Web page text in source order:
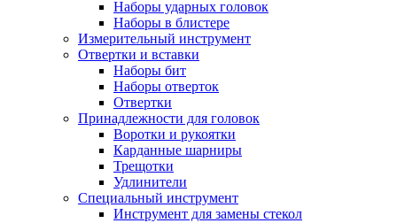
Наборы ударных головок
Наборы в блистере
Измерительный инструмент
Отвертки и вставки
Наборы бит
Наборы отверток
Отвертки
Принадлежности для головок
Воротки и рукоятки
Карданные шарниры
Трещотки
Удлинители
Специальный инструмент
Инструмент для замены стекол